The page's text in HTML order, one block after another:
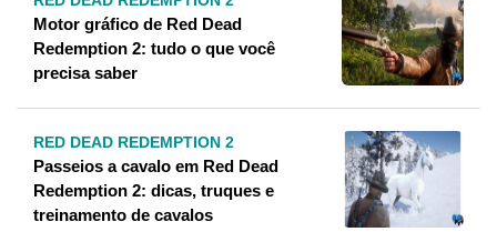
Motor gráfico de Red Dead
Redemption 2: tudo o que você
precisa saber
RED DEAD REDEMPTION 2
Passeios a cavalo em Red Dead
Redemption 2: dicas, truques e
treinamento de cavalos